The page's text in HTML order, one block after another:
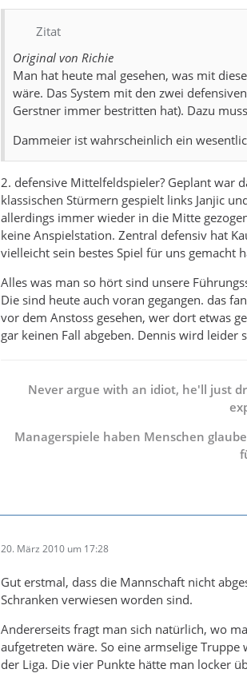
Zitat
Original von Richie
Man hat heute mal gesehen, was mit
wäre. Das System mit den zwei
Gerstner immer bestritten hat). Dazu
Dammeier ist wahrscheinlich ein
2. defensive Mittelfeldspieler? Geplant war
klassischen Stürmern gespielt links Janjic
allerdings immer wieder in die Mitte
keine Anspielstation. Zentral defensiv hat
vielleicht sein bestes Spiel für uns gemacht
Alles was man so hört sind unsere
Die sind heute auch voran gegangen. das
vor dem Anstoss gesehen, wer dort etwas
gar keinen Fall abgeben. Dennis wird leider
Never argue with an idiot, he'll just
Managerspiele haben Menschen
20. März 2010 um 17:28
Gut erstmal, dass die Mannschaft nicht
Schranken verwiesen worden sind.
Andererseits fragt man sich natürlich, wo
aufgetreten wäre. So eine armselige
der Liga. Die vier Punkte hätte man locker